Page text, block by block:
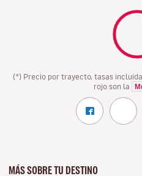
(*) Precio por trayecto, tasas
rojo son la
MÁS SOBRE TU DESTINO